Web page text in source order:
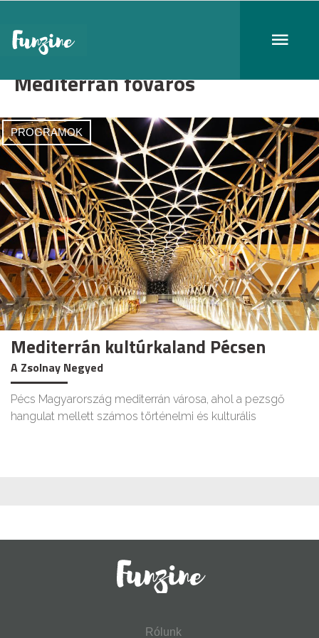
Mediterrán főváros
PROGRAMOK
Mediterrán kultúrkaland Pécsen
A Zsolnay Negyed
Pécs Magyarország mediterrán városa, ahol a pezsgő
hangulat mellett számos történelmi és kulturális
Rólunk